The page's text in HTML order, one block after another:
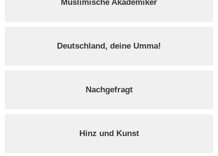
Muslimische Akademiker
Deutschland, deine Umma!
Nachgefragt
Hinz und Kunst